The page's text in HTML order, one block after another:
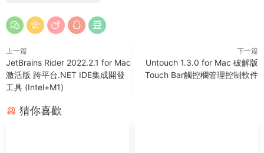
上一篇
JetBrains Rider 2022.2.1 for Mac
激活版 跨平台.NET IDE集成開發
工具 (Intel+M1)
下一篇
Untouch 1.3.0 for Mac 破解版
Touch Bar觸控欄管理控制軟件
猜你喜歡